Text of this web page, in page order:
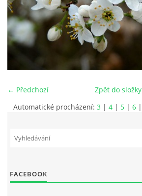
PRO ČLENY
ETICKÉ HODNOTY FOTOKLUBU
← Předchozí
Zpět do složky
Automatické procházení: 3 | 4 | 5 | 6 |
FACEBOOK